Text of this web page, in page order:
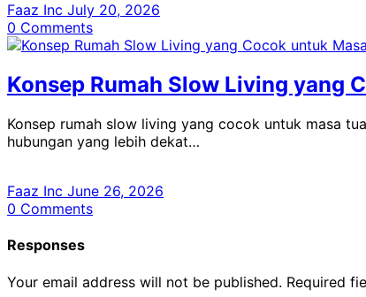
Faaz Inc July 20, 2026
0 Comments
Konsep Rumah Slow Living yang
Konsep rumah slow living yang cocok untuk masa
hubungan yang lebih dekat…
Faaz Inc June 26, 2026
0 Comments
Responses
Your email address will not be published. Required